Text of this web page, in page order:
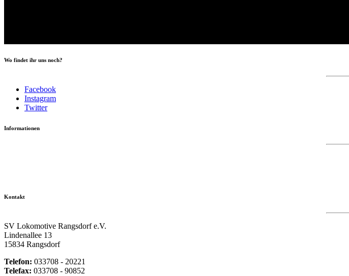
Wo findet ihr uns noch?
Facebook
Instagram
Twitter
Informationen
Kontakt
SV Lokomotive Rangsdorf e.V.
Lindenallee 13
15834 Rangsdorf
Telefon: 033708 - 20221
Telefax: 033708 - 90852